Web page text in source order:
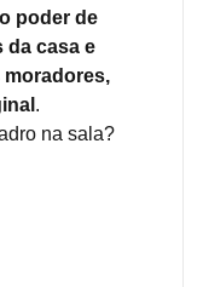
poder de
da casa e
.
na sala?